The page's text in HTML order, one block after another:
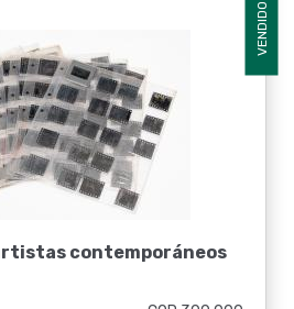
VENDIDO
contemporáneos